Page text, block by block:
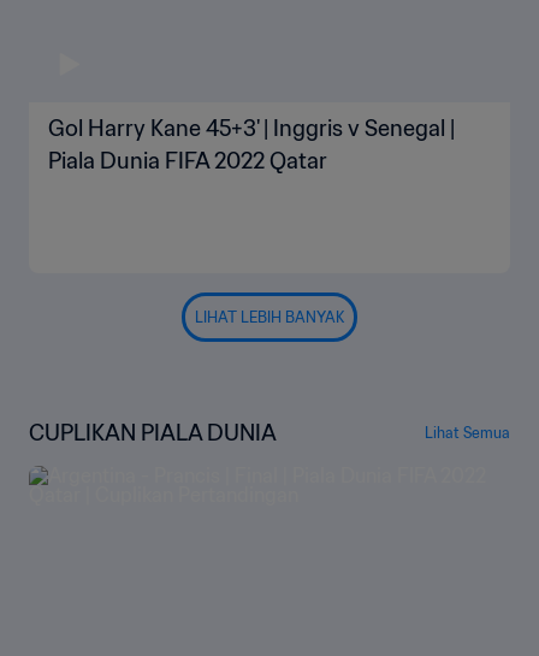
Gol Harry Kane 45+3' | Inggris v Senegal |
Piala Dunia FIFA 2022 Qatar
LIHAT LEBIH BANYAK
CUPLIKAN PIALA DUNIA Lihat Semua